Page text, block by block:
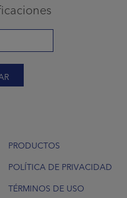
PRODUCTOS
POLÍTICA DE PRIVACIDAD
TÉRMINOS DE USO